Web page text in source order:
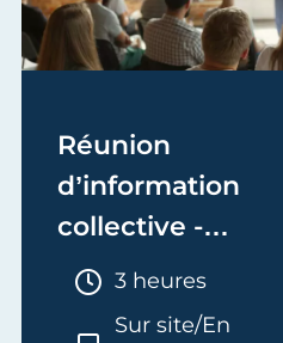
Réunion
d’information
collective -
Entreprendre
Durée :
3 heures
Sur site/En